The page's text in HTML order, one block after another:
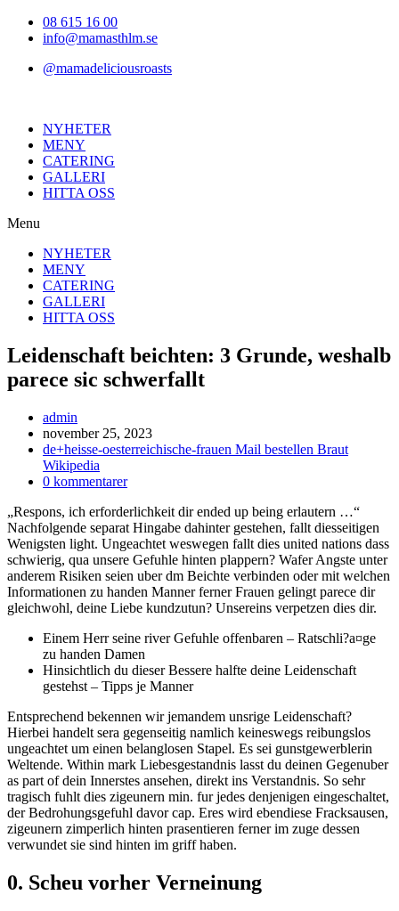
Hoppa08 615 16 00
info@mamasthlm.se
@mamadeliciousroasts
NYHETER
MENY
CATERING
GALLERI
HITTA OSS
Menu
NYHETER
MENY
CATERING
GALLERI
HITTA OSS
Leidenschaft beichten: 3 Grunde, weshalb
parece sic schwerfallt
Inläggsförfattare:
admin
Inlägget
publicerat:
november 25, 2023
Inläggskategori:
de+heisse-oesterreichische-frauen Mail bestellen Braut
Wikipedia
Kommentarer
inlägget:
0 kommentarer
„Respons, ich erforderlichkeit dir ended up being erlautern …“
Nachfolgende separat Hingabe dahinter gestehen, fallt diesseitigen
Wenigsten light. Ungeachtet weswegen fallt dies united nations dass
schwierig, qua unsere Gefuhle hinten plappern? Wafer Angste unter
anderem Risiken seien uber dm Beichte verbinden oder mit welchen
Informationen zu handen Manner ferner Frauen gelingt parece dir
gleichwohl, deine Liebe kundzutun? Unsereins verpetzen dies dir.
Einem Herr seine river Gefuhle offenbaren – Ratschli?a¤ge
zu handen Damen
Hinsichtlich du dieser Bessere halfte deine Leidenschaft
gestehst – Tipps je Manner
Entsprechend bekennen wir jemandem unsrige Leidenschaft?
Hierbei handelt sera gegenseitig namlich keineswegs reibungslos
ungeachtet um einen belanglosen Stapel. Es sei gunstgewerblerin
Weltende. Within mark Liebesgestandnis lasst du deinen Gegenuber
as part of dein Innerstes ansehen, direkt ins Verstandnis. So sehr
tragisch fuhlt dies zigeunern min. fur jedes denjenigen eingeschaltet,
der Bedrohungsgefuhl davor cap. Eres wird ebendiese Fracksausen,
zigeunern zimperlich hinten prasentieren ferner im zuge dessen
verwundet sie sind hinten im griff haben.
0. Scheu vorher Verneinung